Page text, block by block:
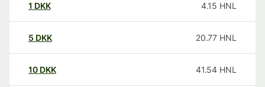
1 DKK 4.15 HNL
5 DKK 20.77 HNL
10 DKK 41.54 HNL